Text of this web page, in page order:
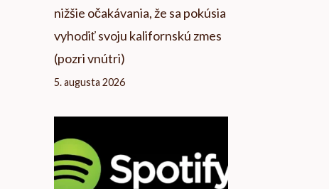
nižšie očakávania, že sa pokúsia
vyhodiť svoju kalifornskú zmes
(pozri vnútri)
5. augusta 2026